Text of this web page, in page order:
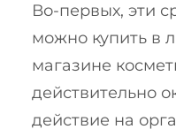
Во-первых, эти
можно купить в
магазине
действительно
действие на